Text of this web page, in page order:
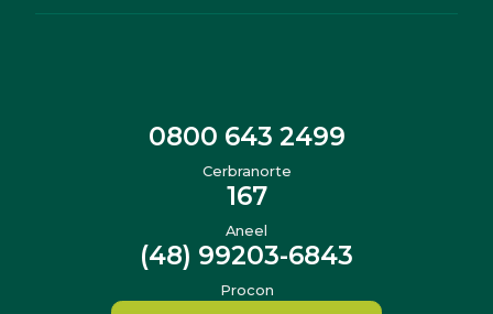
0800 643 2499
Cerbranorte
167
Aneel
(48) 99203-6843
Procon